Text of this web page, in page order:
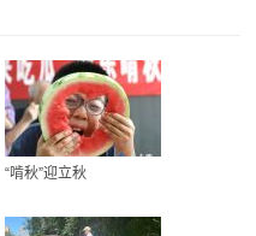
“啃秋”迎立秋